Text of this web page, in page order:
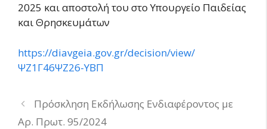
2025 και αποστολή του στο Υπουργείο Παιδείας
και Θρησκευμάτων
https://diavgeia.gov.gr/decision/view/
ΨΖ1Γ46ΨΖ26-ΥΒΠ
Πλοήγηση
άρθρων
Πρόσκληση Εκδήλωσης Ενδιαφέροντος με
Αρ. Πρωτ. 95/2024